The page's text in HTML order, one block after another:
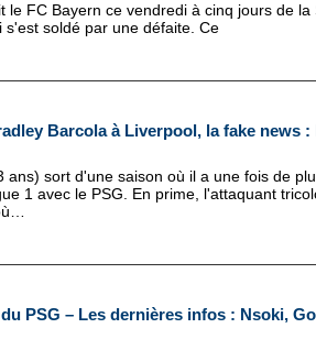
le FC Bayern ce vendredi à cinq jours de
s'est soldé par une défaite. Ce
Barcola à Liverpool, la fake news
ans) sort d'une saison où il a une fois de
1 avec le PSG. En prime, l'attaquant
PSG – Les dernières infos : Nsoki,